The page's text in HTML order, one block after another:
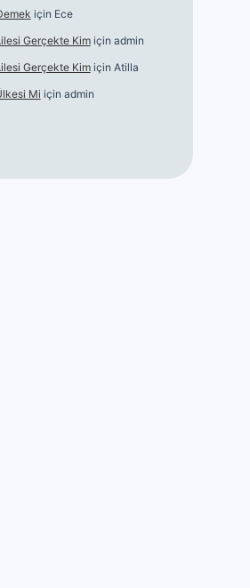
için Ece
Gerçekte Kimiçin admin
Gerçekte Kimiçin Atilla
Mi için admin